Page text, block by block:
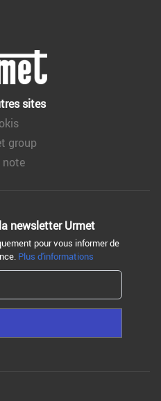
sites
group
note
newsletter Urmet
pour vous informer de
Plus d'informations